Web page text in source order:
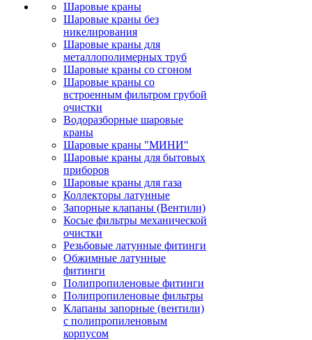
Шаровые краны
Шаровые краны без
никелирования
Шаровые краны для
металлополимерных труб
Шаровые краны со сгоном
Шаровые краны со
встроенным фильтром грубой
очистки
Водоразборные шаровые
краны
Шаровые краны "МИНИ"
Шаровые краны для бытовых
приборов
Шаровые краны для газа
Коллекторы латунные
Запорные клапаны (Вентили)
Косые фильтры механической
очистки
Резьбовые латунные фитинги
Обжимные латунные
фитинги
Полипропиленовые фитинги
Полипропиленовые фильтры
Клапаны запорные (вентили)
с полипропиленовым
корпусом